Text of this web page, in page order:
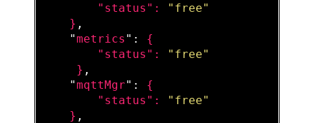
        "
status ":
"free"
} ,
    "
metrics ": {
        "
status ":
"free"
} ,
    "
mqttMgr": {
        "
status ":
"free"
} ,